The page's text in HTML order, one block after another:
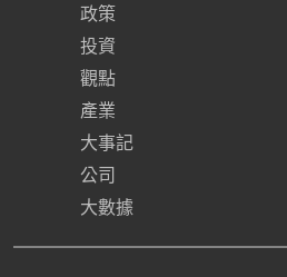
政策
投資
觀點
產業
大事記
公司
大數據